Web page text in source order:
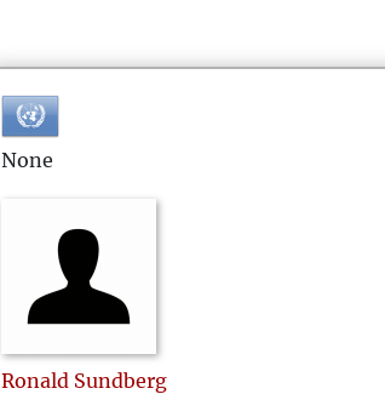
None
Ronald Sundberg